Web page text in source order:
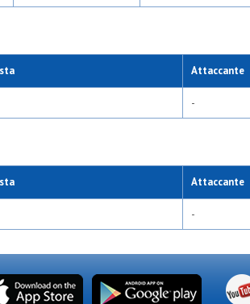
Attaccante
-
Attaccante
-